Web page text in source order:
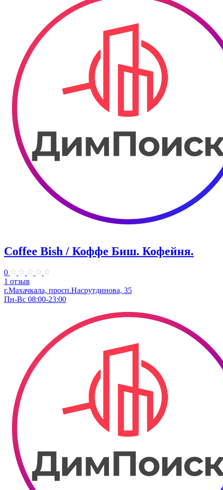
Coffee Bish / Коффе Биш. Кофейня.
0
1 отзыв
г.Махачкала, просп.Насрутдинова, 35
Пн-Вс 08:00-23:00